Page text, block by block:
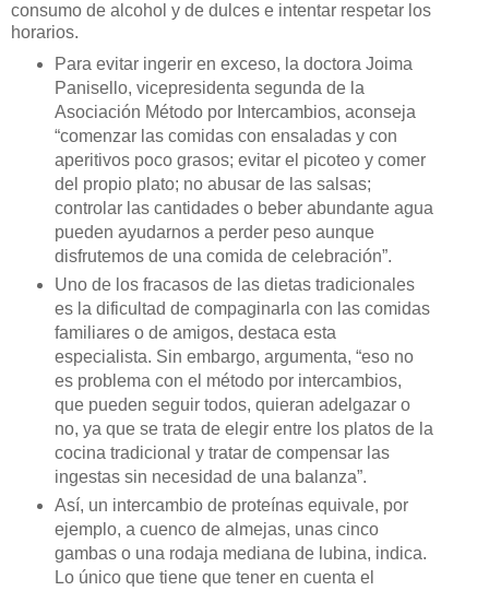
consumo de alcohol y de dulces e intentar respetar los
horarios.
Para evitar ingerir en exceso, la doctora Joima
Panisello, vicepresidenta segunda de la
Asociación Método por Intercambios, aconseja
“comenzar las comidas con ensaladas y con
aperitivos poco grasos; evitar el picoteo y comer
del propio plato; no abusar de las salsas;
controlar las cantidades o beber abundante agua
pueden ayudarnos a perder peso aunque
disfrutemos de una comida de celebración”.
Uno de los fracasos de las dietas tradicionales
es la dificultad de compaginarla con las comidas
familiares o de amigos, destaca esta
especialista. Sin embargo, argumenta, “eso no
es problema con el método por intercambios,
que pueden seguir todos, quieran adelgazar o
no, ya que se trata de elegir entre los platos de la
cocina tradicional y tratar de compensar las
ingestas sin necesidad de una balanza”.
Así, un intercambio de proteínas equivale, por
ejemplo, a cuenco de almejas, unas cinco
gambas o una rodaja mediana de lubina, indica.
Lo único que tiene que tener en cuenta el